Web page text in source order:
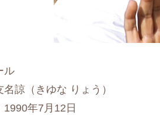
ル
諒（きゆな りょう）
1990年7月12日